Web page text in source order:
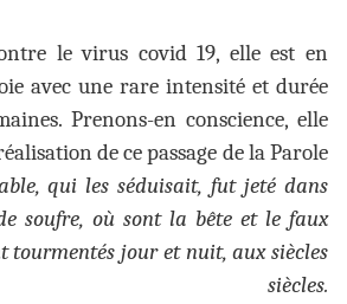
le virus covid 19, elle est en
avec une rare intensité et durée
Prenons-en conscience, elle
de ce passage de la Parole
qui les séduisait, fut jeté dans
soufre, où sont la bête et le faux
tourmentés jour et nuit, aux siècles
siècles.